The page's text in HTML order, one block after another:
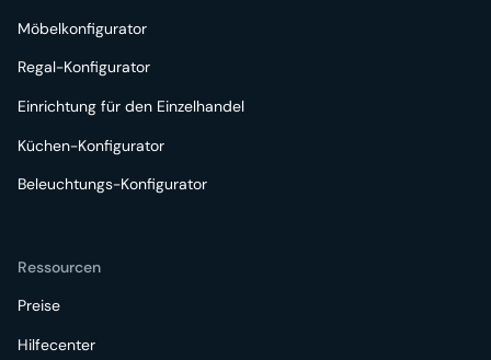
Möbelkonfigurator
Regal-Konfigurator
Einrichtung für den Einzelhandel
Küchen-Konfigurator
Beleuchtungs-Konfigurator
Ressourcen
Preise
Hilfecenter